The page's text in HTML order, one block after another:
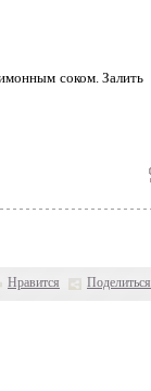
Нравится Поделиться
соком. Залить